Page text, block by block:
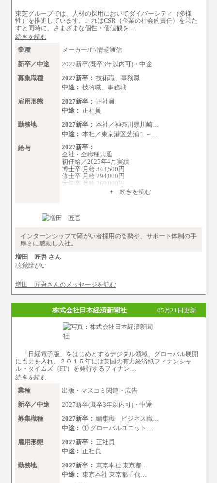
東芝グループでは、人材の採用においてダイバーシティ（多様
性）を推進しています。これはCSR（企業の社会的責任）を果た
すと同時に、さまざまな個性・価値観を…
続きを読む
業種
メーカー/IT/情報通信
新卒／中途
2027新卒(既卒3年以内可)・中途
募集職種
2027新卒： 技術職、事務職
中途： 技術職、事務職
雇用形態
2027新卒： 正社員
中途： 正社員
勤務地
2027新卒： 本社／神奈川県川崎…
中途： 本社／東京港区芝浦１－…
給与
2027新卒：
全社・全職種共通
初任給／2025年4月実績
博士卒 月給 343,500円
修士卒 月給 294,000円
大学卒 月給 269,000円
※試用期間の給与に変更はございません
ます。
円
+ 続きを読む
インターンシップで障がい者採用の姿勢や、サポート体制の手
厚さに感動し入社。
増田 匠吾 さん
聴覚障がい
増田 匠吾さんのメッセージを読む
株式会社日本経済新聞社 05月21日更新
「日経電子版」をはじめとするデジタル領域、グローバル展開
にも力を入れ、２０１５年には英国の有力経済紙フィナンシャ
ル・タイムズ（FT）を発行するフィナン…
続きを読む
業種
出版・マスコミ関連・広告
新卒／中途
2027新卒(既卒3年以内可)・中途
募集職種
2027新卒： 編集職 ビジネス職…
中途： ① グローバルユニット…
雇用形態
2027新卒： 正社員
中途： 正社員
勤務地
2027新卒： 東京本社 東京都…
中途： 東京本社 東京都千代…